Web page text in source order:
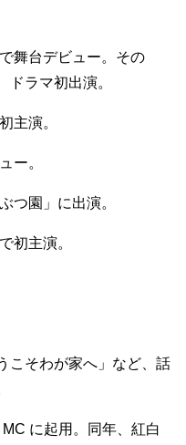
舞台デビュー。その
ドラマ初出演。
主演。
ー。
つ園」に出演。
初主演。
こそわが家へ」など、話
に起用。同年、紅白